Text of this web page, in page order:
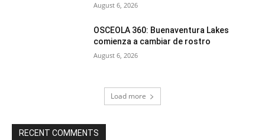
August 6, 2026
OSCEOLA 360: Buenaventura Lakes
comienza a cambiar de rostro
August 6, 2026
Load more
RECENT COMMENTS